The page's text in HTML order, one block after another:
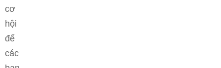
cơ
hội
để
các